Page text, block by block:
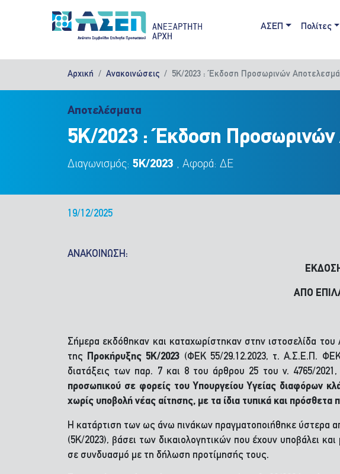
Main
ΑΣΕΠ Πολίτες
Αρχική Ανακοινώσεις 5Κ/2023 : Έκδοση Προσωρινών
Αποτελέσματα
5Κ/2023 : Έκδοση Προσωρινών
Διαγωνισμός: 5Κ/2023 , Αφορά: ΔΕ
19/12/2025
ΑΝΑΚΟΙΝΩΣΗ:
ΑΠΟ
Σήμερα εκδόθηκαν και καταχωρίστηκαν στην ιστοσελίδα του
της Προκήρυξης 5Κ/2023 (ΦΕΚ 55/29.12.2023, τ. Α.Σ.Ε.Π.
διατάξεις των παρ. 7 και 8 του άρθρου 25 του ν. 4765/
προσωπικού σε φορείς του Υπουργείου Υγείας διαφόρων
χωρίς υποβολή νέας αίτησης, με τα ίδια τυπικά και
Η κατάρτιση των ως άνω πινάκων πραγματοποιήθηκε ύστερα
(5Κ/2023), βάσει των δικαιολογητικών που έχουν υποβάλει
σε συνδυασμό με τη δήλωση προτίμησής τους.